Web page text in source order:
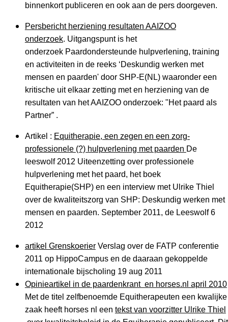
binnenkort publiceren en ook aan de pers doorgeven.
Persbericht herziening resultaten AAIZOO
onderzoek. Uitgangspunt is het
onderzoek Paardondersteunde hulpverlening, training
en activiteiten in de reeks ‘Deskundig werken met
mensen en paarden' door SHP-E(NL) waaronder een
kritische uit elkaar zetting met en herziening van de
resultaten van het AAIZOO onderzoek: "Het paard als
Partner” .
Artikel : Equitherapie, een zegen en een zorg-
professionele (?) hulpverlening met paarden De
leeswolf 2012 Uiteenzetting over professionele
hulpverlening met het paard, het boek
Equitherapie(SHP) en een interview met Ulrike Thiel
over de kwaliteitszorg van SHP: Deskundig werken met
mensen en paarden. September 2011, de Leeswolf 6
2012
artikel GrenskoerierVerslag over de FATP conferentie
2011 op HippoCampus en de daaraan gekoppelde
internationale bijscholing 19 aug 2011
Opinieartikel in de paardenkrant en horses.nl april 2010
Met de titel zelfbenoemde Equitherapeuten een kwalijke
zaak heeft horses nl een tekst van voorzitter Ulrike Thiel